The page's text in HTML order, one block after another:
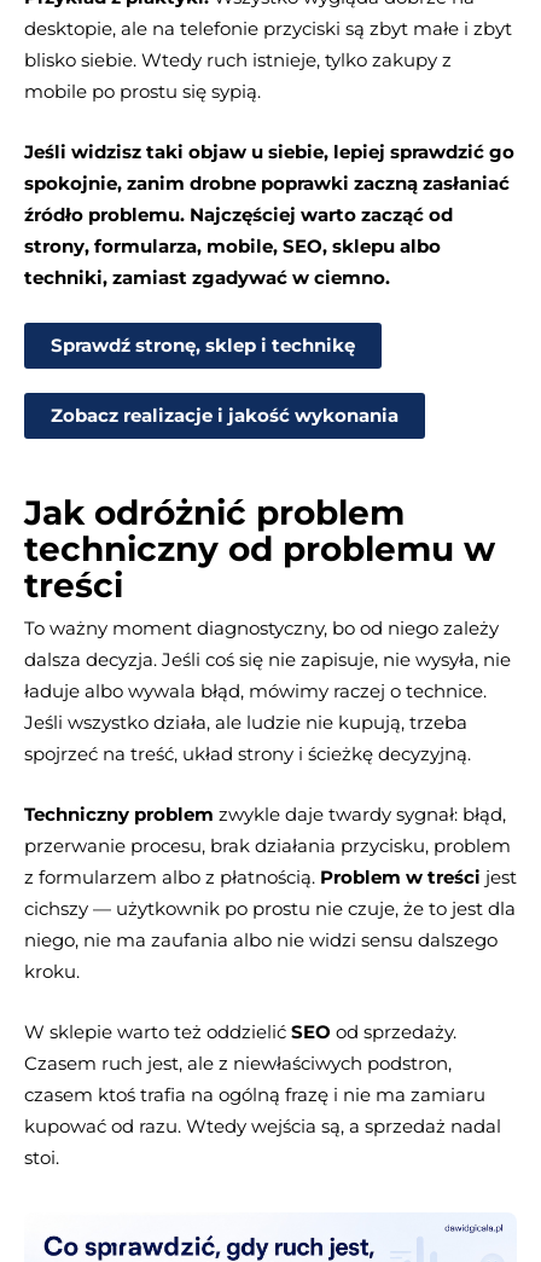
desktopie, ale na telefonie przyciski są zbyt małe i zbyt
blisko siebie. Wtedy ruch istnieje, tylko zakupy z
mobile po prostu się sypią.
Jeśli widzisz taki objaw u siebie, lepiej sprawdzić go
spokojnie, zanim drobne poprawki zaczną zasłaniać
źródło problemu. Najczęściej warto zacząć od
strony, formularza, mobile, SEO, sklepu albo
techniki, zamiast zgadywać w ciemno.
Sprawdź stronę, sklep i technikę
Zobacz realizacje i jakość wykonania
Jak odróżnić problem
techniczny od problemu w
treści
To ważny moment diagnostyczny, bo od niego zależy
dalsza decyzja. Jeśli coś się nie zapisuje, nie wysyła, nie
ładuje albo wywala błąd, mówimy raczej o technice.
Jeśli wszystko działa, ale ludzie nie kupują, trzeba
spojrzeć na treść, układ strony i ścieżkę decyzyjną.
Techniczny problem zwykle daje twardy sygnał: błąd,
przerwanie procesu, brak działania przycisku, problem
z formularzem albo z płatnością. Problem w treści jest
cichszy — użytkownik po prostu nie czuje, że to jest dla
niego, nie ma zaufania albo nie widzi sensu dalszego
kroku.
W sklepie warto też oddzielić SEO od sprzedaży.
Czasem ruch jest, ale z niewłaściwych podstron,
czasem ktoś trafia na ogólną frazę i nie ma zamiaru
kupować od razu. Wtedy wejścia są, a sprzedaż nadal
stoi.